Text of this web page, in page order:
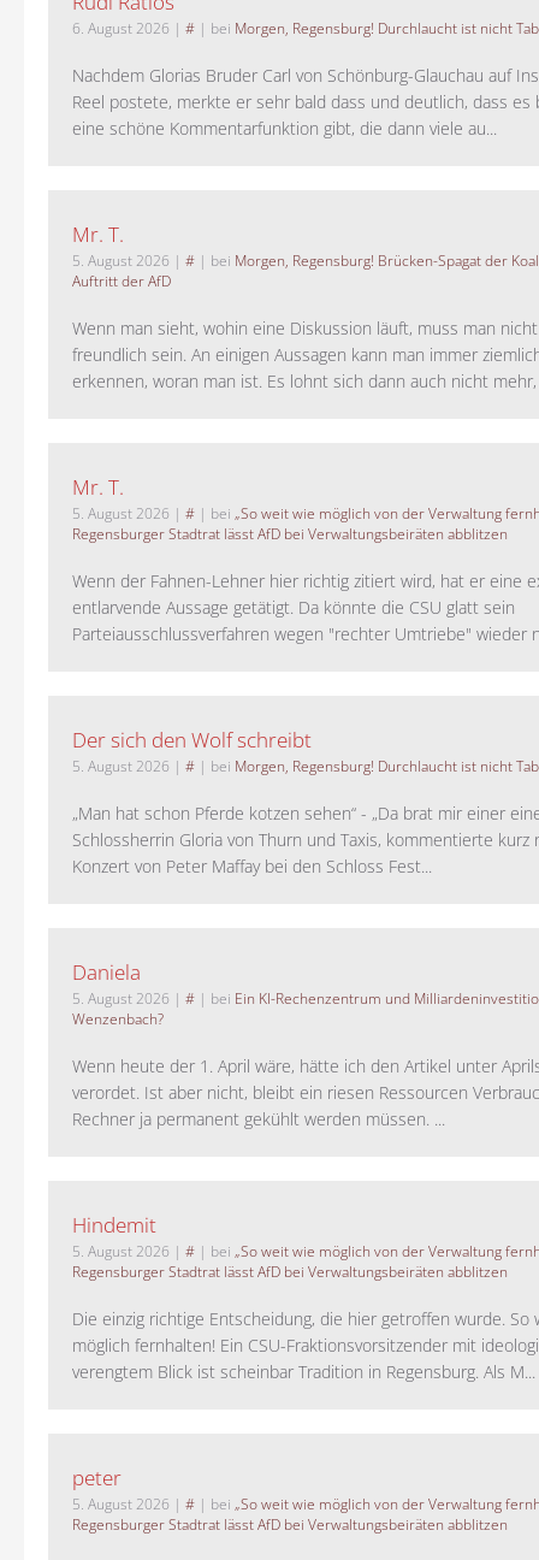
6. August 2026 | # | bei Morgen, Regensburg! Durchlaucht ist nicht
Nachdem Glorias Bruder Carl von Schönburg-Glauchau auf
Reel postete, merkte er sehr bald dass und deutlich, dass es
eine schöne Kommentarfunktion gibt, die dann viele au...
Mr. T.
5. August 2026 | # | bei Morgen, Regensburg! Brücken-Spagat der
Auftritt der AfD
Wenn man sieht, wohin eine Diskussion läuft, muss man
freundlich sein. An einigen Aussagen kann man immer
erkennen, woran man ist. Es lohnt sich dann auch nicht mehr,
Mr. T.
5. August 2026 | # | bei „So weit wie möglich von der Verwaltung
Regensburger Stadtrat lässt AfD bei Verwaltungsbeiräten abblitzen
Wenn der Fahnen-Lehner hier richtig zitiert wird, hat er eine
entlarvende Aussage getätigt. Da könnte die CSU glatt sein
Parteiausschlussverfahren wegen "rechter Umtriebe" wieder
Der sich den Wolf schreibt
5. August 2026 | # | bei Morgen, Regensburg! Durchlaucht ist nicht
„Man hat schon Pferde kotzen sehen“ - „Da brat mir einer
Schlossherrin Gloria von Thurn und Taxis, kommentierte kurz
Konzert von Peter Maffay bei den Schloss Fest...
Daniela
5. August 2026 | # | bei Ein KI-Rechenzentrum und
Wenzenbach?
Wenn heute der 1. April wäre, hätte ich den Artikel unter
verordet. Ist aber nicht, bleibt ein riesen Ressourcen
Rechner ja permanent gekühlt werden müssen. ...
Hindemit
5. August 2026 | # | bei „So weit wie möglich von der Verwaltung
Regensburger Stadtrat lässt AfD bei Verwaltungsbeiräten abblitzen
Die einzig richtige Entscheidung, die hier getroffen wurde. So
möglich fernhalten! Ein CSU-Fraktionsvorsitzender mit
verengtem Blick ist scheinbar Tradition in Regensburg. Als M...
peter
5. August 2026 | # | bei „So weit wie möglich von der Verwaltung
Regensburger Stadtrat lässt AfD bei Verwaltungsbeiräten abblitzen